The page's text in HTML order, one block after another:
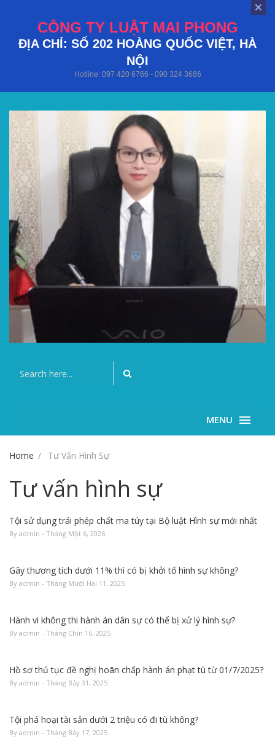
CÔNG TY LUẬT MAI PHONG
ĐỊA CHỈ: SỐ 202 HOÀNG QUỐC VIỆT, HÀ
NỘI
Hotline: 097 420 6766 - 090 324 3686
MENU
Home Tư Vấn Hình Sự
Tư vấn hình sự
Tội sử dụng trái phép chất ma túy tại Bộ luật Hình sự mới nhất
By admin - Tháng Một 6, 2026
Gây thương tích dưới 11% thì có bị khởi tố hình sự không?
By admin - Tháng Mười Hai 11, 2025
Hành vi không thi hành án dân sự có thể bị xử lý hình sự?
By admin - Tháng Chín 16, 2025
Hồ sơ thủ tục đề nghị hoãn chấp hành án phạt tù từ 01/7/2025?
By admin - Tháng Bảy 31, 2025
Tội phá hoại tài sản dưới 2 triệu có đi tù không?
By admin - Tháng Bảy 17, 2025